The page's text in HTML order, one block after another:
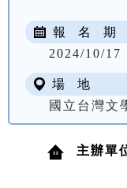
報 名 期
2024/10/17
場 地
國立台灣文
主辦單